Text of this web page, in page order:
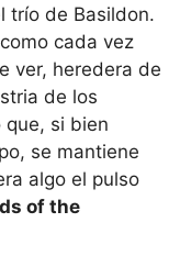
trío de Basildon.
cada vez
ver, heredera de
de los
si bien
se mantiene
algo el pulso
of the